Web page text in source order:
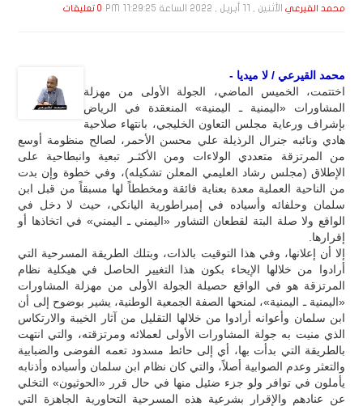
محمد القيرعي الأثنين , 11 أبـريـل , 2022 الساعة 11:29:25 PM 0 تعليقات
محمد القيرعي / لا ميديا -
اختتمت، الخميس الماضي، الجولة الأولى من مهزلة
المشاورات «اليمنية ـ اليمنية» المنعقدة في الرياض
بإشراف ورعاية مجلس التعاون الخليجي، بانتهاء صلاحية
هادي ونائبه جنرال الرذيلة علي محسن الأحمر، لصالح منظومة أوسع
من المرتزقة متعددي الولاءات ومن الأكثـر تبعية وانبطاحية على
الإطلاق (مجلس رشاد العليمي المعلن تشكيله)، وفي خطوة وإن بدت
من الناحية العملية معدة بعناية فائقة ومخططاً لها مسبقاً من قبل ابن
سلمان وحلفائه وأسياده في إمبراطورية اليانكي، حيث لا دخل في
الواقع ولا صلة البتة لقطعان التشاور «اليمني ـ اليمني» في اتخاذها أو
إقرارها.
إلا أن إعلانها، وفي هذا التوقيت بالذات، وبتلك الطريقة المسرحية التي
أرادوا من خلالها الإيحاء بكون هذا التغيير الحاصل في هيكلية نظام
المرتزقة هو في الواقع حصيلة الجولة الأولى من مهزلة المشاورات
«اليمنية ـ اليمنية»، لمنحها الصفة الجمعية الوطنية، يشير بوضوح إلى أن
ابن سلمان وأعوانه أرادوا من خلالها التقليل من آثار الخيبة والارتكاس
الذي منيت به جولة المشاورات الأولى لعملائه ومرتزقته، والتي انتهت
بالطريقة التي بدأت بها، أي إلى حائط مسدود تعمه الفوضى والضبابية
والتعثر وعدم الصوابية أصلاً، والتي كان نظام ابن سلمان وأسياده وأذنابه
يأملون في توافر ولو جزء ضئيل منها في حال قرر «الحوثيون» التخلي
عن عنادهم والإقرار بشرعية هذه المسرحية التحاورية الجاهزة التي